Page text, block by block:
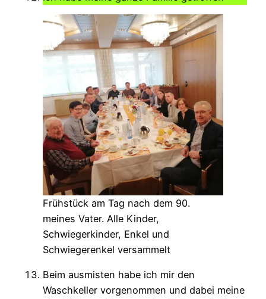
Frühstück am Tag nach dem 90.
meines Vater. Alle Kinder,
Schwiegerkinder, Enkel und
Schwiegerenkel versammelt
Beim ausmisten habe ich mir den
Waschkeller vorgenommen und dabei meine